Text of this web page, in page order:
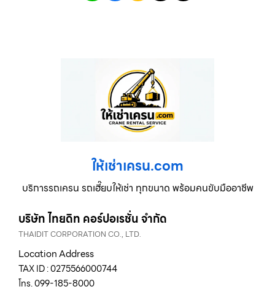
ให้เช่าเครน.com
บริการรถเครน รถเฮี๊ยบให้เช่า ทุกขนาด พร้อมคนขับมืออาชีพ
บริษัท ไทยดิท คอร์ปอเรชั่น จำกัด
THAIDIT CORPORATION CO., LTD.
Location Address
TAX ID : 0275566000744
โทร. 099-185-8000